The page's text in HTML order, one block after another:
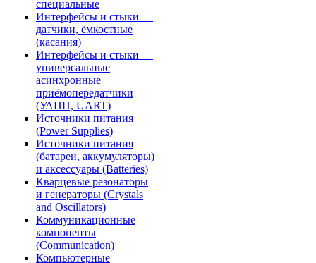
специальные
Интерфейсы и стыки —
датчики, ёмкостные
(касания)
Интерфейсы и стыки —
универсальные
асинхронные
приёмопередатчики
(УАПП, UART)
Источники питания
(Power Supplies)
Источники питания
(батареи, аккумуляторы)
и аксессуары (Batteries)
Кварцевые резонаторы
и генераторы (Crystals
and Oscillators)
Коммуникационные
компоненты
(Communication)
Компьютерные